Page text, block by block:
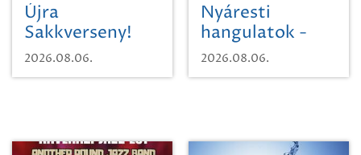
Újra
Sakkverseny!
2026.08.06.
Nyáresti
hangulatok -
Mágnás Miska
2026.08.06.